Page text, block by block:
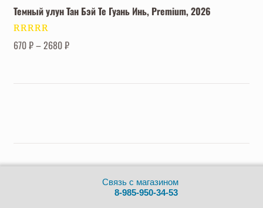
Темный улун Тан Бэй Те Гуань Инь, Premium, 2026
Оценка5.00
из 5
670₽–2680₽
Связь с магазином
8-985-950-34-53